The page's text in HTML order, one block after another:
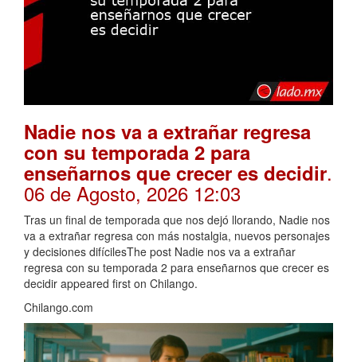
Nadie nos va a extrañar regresa
con su temporada 2 para
enseñarnos que crecer es decidir.
06 de Agosto, 2026 12:03
Tras un final de temporada que nos dejó llorando, Nadie nos
va a extrañar regresa con más nostalgia, nuevos personajes
y decisiones difícilesThe post Nadie nos va a extrañar
regresa con su temporada 2 para enseñarnos que crecer es
decidir appeared first on Chilango.
Chilango.com